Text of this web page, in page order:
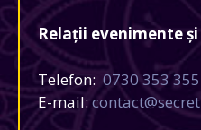
Relații evenimente
Telefon: 0730 353 355
E-mail: